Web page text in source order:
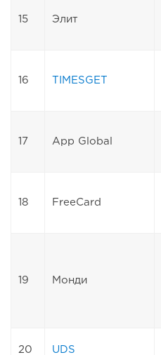
15 Элит
16 TIMESGET
17 App Global
18 FreeCard
19 Монди
20 UDS